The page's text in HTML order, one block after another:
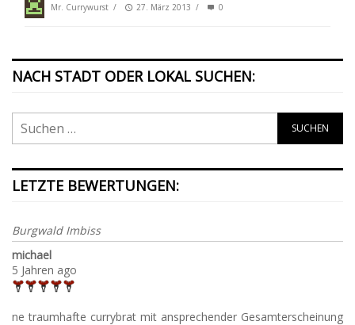
Mr. Currywurst / 27. März 2013 / 0
NACH STADT ODER LOKAL SUCHEN:
LETZTE BEWERTUNGEN:
Burgwald Imbiss
michael
5 Jahren ago
ne traumhafte currybrat mit ansprechender Gesamterscheinung